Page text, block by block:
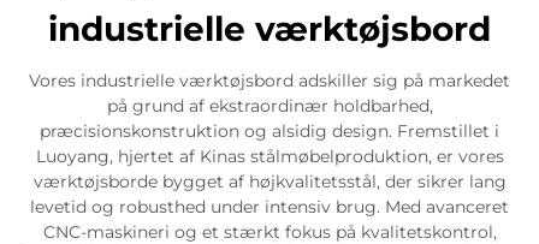
industrielle værktøjsbord
Vores industrielle værktøjsbord adskiller sig på markedet
på grund af ekstraordinær holdbarhed,
præcisionskonstruktion og alsidig design. Fremstillet i
Luoyang, hjertet af Kinas stålmøbelproduktion, er vores
værktøjsborde bygget af højkvalitetsstål, der sikrer lang
levetid og robusthed under intensiv brug. Med avanceret
CNC-maskineri og et stærkt fokus på kvalitetskontrol,